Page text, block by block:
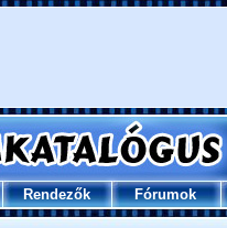
Rendezők Fórumok